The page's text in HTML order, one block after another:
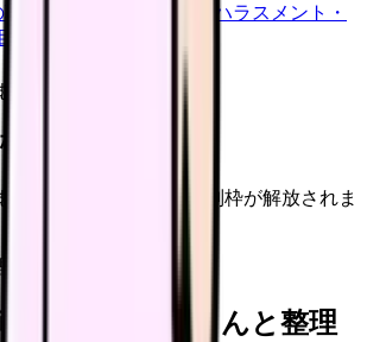
場｜カミングアウト・ハラスメント・
線で整理
と解放
（未開放）
と、転職サポートの特別枠が解放されま
」を、カンゴさんと整理